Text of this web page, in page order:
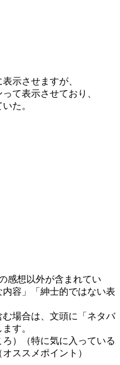
示させますが、
て表示させており、
た。
感想以外が含まれてい
容」「紳士的ではない表
場合は、文頭に「ネタバ
す。
）（特に気に入っている
ススメポイント）